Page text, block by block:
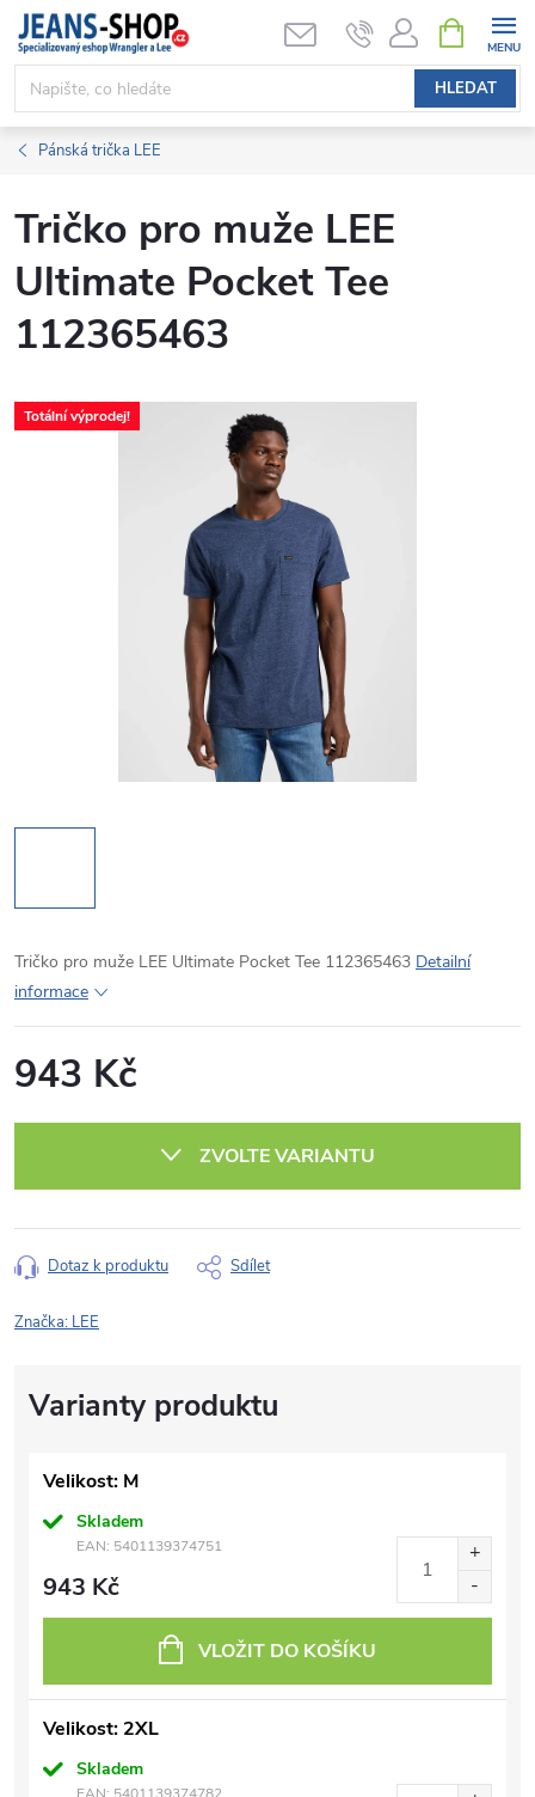
Přejít
obsah
HLEDAT
NÁKUPNÍ
KOŠÍK
Pánská trička LEE
Tričko pro muže LEE
Ultimate Pocket Tee
112365463
Totální výprodej!
Tričko pro muže LEE Ultimate Pocket Tee 112365463 Detailní
informace
943 Kč
ZVOLTE VARIANTU
Dotaz k produktu Sdílet
Značka: LEE
Velikost: M
Skladem
EAN: 5401139374751
943 Kč
VLOŽIT DO KOŠÍKU
Velikost: 2XL
Skladem